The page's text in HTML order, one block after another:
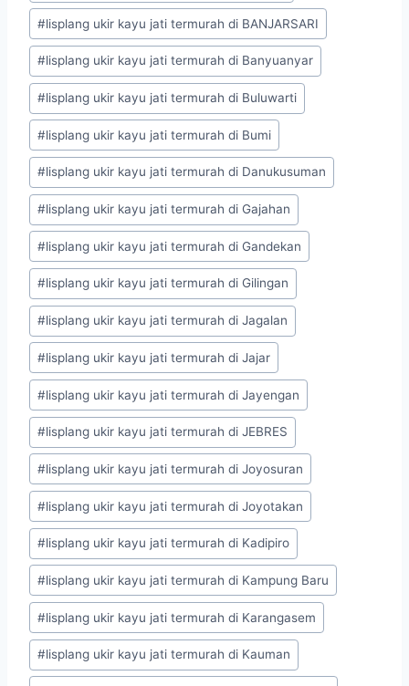
#lisplang ukir kayu jati termurah di BANJARSARI
#lisplang ukir kayu jati termurah di Banyuanyar
#lisplang ukir kayu jati termurah di Buluwarti
#lisplang ukir kayu jati termurah di Bumi
#lisplang ukir kayu jati termurah di Danukusuman
#lisplang ukir kayu jati termurah di Gajahan
#lisplang ukir kayu jati termurah di Gandekan
#lisplang ukir kayu jati termurah di Gilingan
#lisplang ukir kayu jati termurah di Jagalan
#lisplang ukir kayu jati termurah di Jajar
#lisplang ukir kayu jati termurah di Jayengan
#lisplang ukir kayu jati termurah di JEBRES
#lisplang ukir kayu jati termurah di Joyosuran
#lisplang ukir kayu jati termurah di Joyotakan
#lisplang ukir kayu jati termurah di Kadipiro
#lisplang ukir kayu jati termurah di Kampung Baru
#lisplang ukir kayu jati termurah di Karangasem
#lisplang ukir kayu jati termurah di Kauman